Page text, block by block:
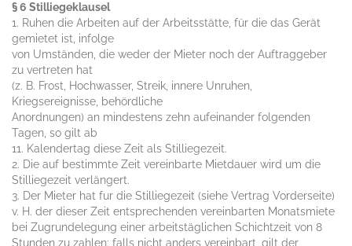
§ 6 Stilliegeklausel
1. Ruhen die Arbeiten auf der Arbeitsstätte, für die das Gerät
gemietet ist, infolge
von Umständen, die weder der Mieter noch der Auftraggeber
zu vertreten hat
(z. B. Frost, Hochwasser, Streik, innere Unruhen,
Kriegsereignisse, behördliche
Anordnungen) an mindestens zehn aufeinander folgenden
Tagen, so gilt ab
11. Kalendertag diese Zeit als Stilliegezeit.
2. Die auf bestimmte Zeit vereinbarte Mietdauer wird um die
Stilliegezeit verlängert.
3. Der Mieter hat fur die Stilliegezeit (siehe Vertrag Vorderseite)
v. H. der dieser Zeit entsprechenden vereinbarten Monatsmiete
bei Zugrundelegung einer arbeitstäglichen Schichtzeit von 8
Stunden zu zahlen; falls nicht anders vereinbart, gilt der